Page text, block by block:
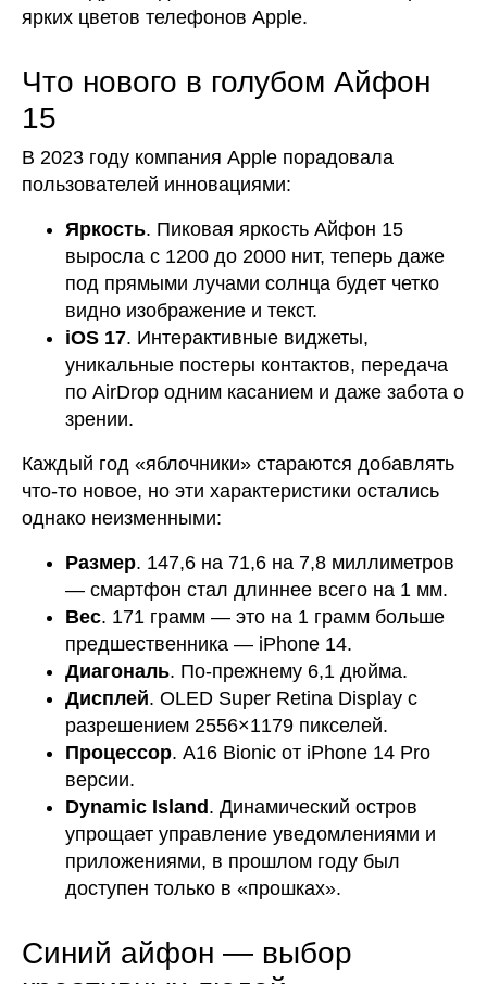
ярких цветов телефонов Apple.
Что нового в голубом Айфон
15
В 2023 году компания Apple порадовала
пользователей инновациями:
Яркость. Пиковая яркость Айфон 15
выросла с 1200 до 2000 нит, теперь даже
под прямыми лучами солнца будет четко
видно изображение и текст.
iOS 17. Интерактивные виджеты,
уникальные постеры контактов, передача
по AirDrop одним касанием и даже забота о
зрении.
Каждый год «яблочники» стараются добавлять
что-то новое, но эти характеристики остались
однако неизменными:
Размер. 147,6 на 71,6 на 7,8 миллиметров
— смартфон стал длиннее всего на 1 мм.
Вес. 171 грамм — это на 1 грамм больше
предшественника — iPhone 14.
Диагональ. По-прежнему 6,1 дюйма.
Дисплей. OLED Super Retina Display с
разрешением 2556×1179 пикселей.
Процессор. A16 Bionic от iPhone 14 Pro
версии.
Dynamic Island. Динамический остров
упрощает управление уведомлениями и
приложениями, в прошлом году был
доступен только в «прошках».
Синий айфон — выбор